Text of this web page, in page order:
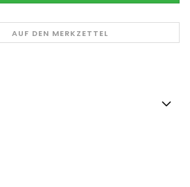
AUF DEN MERKZETTEL